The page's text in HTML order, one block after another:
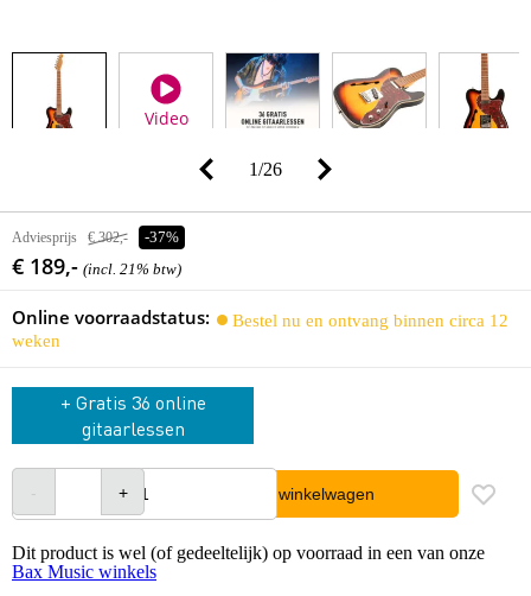
Video
1/26
Adviesprijs € 302,- -37%
€ 189,- (incl. 21% btw)
Online voorraadstatus:
Bestel nu en ontvang binnen circa 12
weken
+ Gratis 36 online
gitaarlessen
In winkelwagen
Dit product is wel (of gedeeltelijk) op voorraad in een van onze
Bax Music winkels